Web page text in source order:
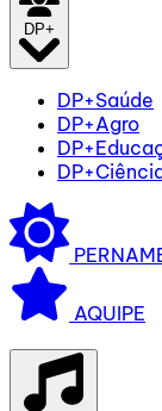
DP+
DP+Saúde
DP+Agro
AQUIPE